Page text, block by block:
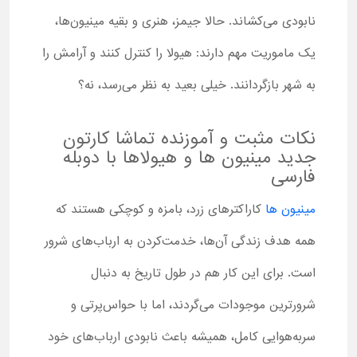
نابودی می‌کشاند. حالا جیمز، هنری و بقیه مینیون‌ها،
یک ماموریت مهم دارند: هیولا را کنترل کنند و آرامش را
به شهر بازگردانند. خیلی بعید به نظر می‌رسد، نه؟
نکات مثبت و آموزنده تماشا کارتون
جدید مینیون ها و هیولاها با دوبله
فارسی
مینیون ها کاراکترهای زرد، بامزه و کوچکی هستند که
همه هدف زندگی آن‌ها، خدمت‌کردن به ارباب‌های شرور
است. برای این کار هم در طول تاریخ به دنبال
شرورترین موجودات می‌گردند، اما با حواس‌پرتی و
سر‌به‌هوایی کامل، همیشه باعث نابودی ارباب‌های خود